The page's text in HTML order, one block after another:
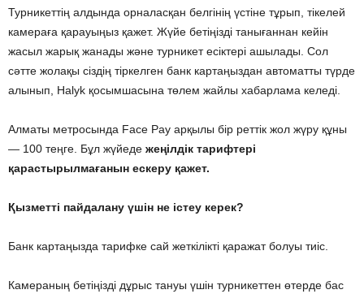
Турникеттің алдында орналасқан белгінің үстіне тұрып, тікелей
камераға қарауыңыз қажет. Жүйе бетіңізді танығаннан кейін
жасыл жарық жанады және турникет есіктері ашылады. Сол
сәтте жолақы сіздің тіркелген банк картаңыздан автоматты түрде
алынып, Halyk қосымшасына төлем жайлы хабарлама келеді.
Алматы метросында Face Pay арқылы бір реттік жол жүру құны
— 100 теңге. Бұл жүйеде жеңілдік тарифтері
қарастырылмағанын ескеру қажет.
Қызметті пайдалану үшін не істеу керек?
Банк картаңызда тарифке сай жеткілікті қаражат болуы тиіс.
Камераның бетіңізді дұрыс тануы үшін турникеттен өтерде бас